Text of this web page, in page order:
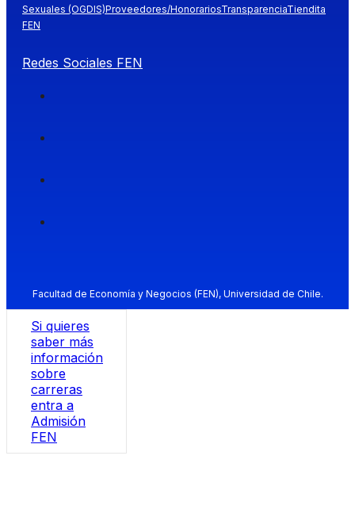
Sexuales (OGDIS)Proveedores/HonorariosTransparenciaTiendita
FEN
Redes Sociales FEN
Facultad de Economía y Negocios (FEN), Universidad de Chile.
Si quieres
saber más
información
sobre
carreras
entra a
Admisión
FEN